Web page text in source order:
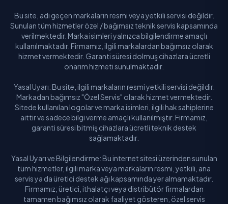
Bu site, adı geçen markaların resmi veya yetkili servisi değildir.
Sunulan tüm hizmetler özel / bağımsız teknik servis kapsamında
verilmektedir. Marka isimleri yalnızca bilgilendirme amaçlı
kullanılmaktadır. Firmamız, ilgili markalardan bağımsız olarak
hizmet vermektedir. Garanti süresi dolmuş cihazlara ücretli
onarım hizmeti sunulmaktadır.
Yasal Uyarı: Bu site, ilgili markaların resmi yetkili servisi değildir.
Markadan bağımsız "Özel Servis" olarak hizmet vermektedir.
Sitede kullanılan logolar ve marka isimleri, ilgili hak sahiplerine
aittir ve sadece bilgi verme amaçlı kullanılmıştır. Firmamız,
garanti süresi bitmiş cihazlara ücretli teknik destek
sağlamaktadır.
Yasal Uyarı ve Bilgilendirme: Bu internet sitesi üzerinden sunulan
tüm hizmetler, ilgili marka veya markaların resmi, yetkili, ana
servis ya da üretici destek ağı kapsamında yer almamaktadır.
Firmamız; üretici, ithalatçı veya distribütör firmalardan
tamamen bağımsız olarak faaliyet gösteren, özel servis